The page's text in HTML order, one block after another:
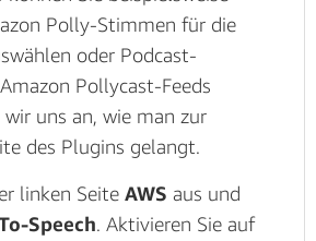
Vergrößern klicken)
Polly-Stimmen für die
oder Podcast-
Pollycast-Feeds
uns an, wie man zur
des Plugins gelangt.
linken Seite AWS aus und
Speech. Aktivieren Sie auf